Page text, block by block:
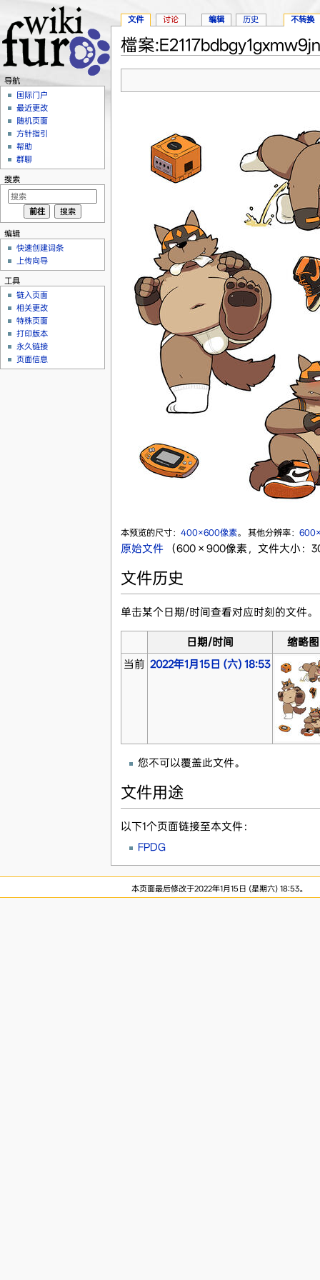
檔案
本预览的尺寸： 400×600像素。 其他分辨率：
原始文件‎ （600 × 900像素，文件大小：
文件历史
单击某个日期/时间查看对应时刻的文件。
日期/时间
缩略图
当前 2022年1月15日 (六) 18:53
您不可以覆盖此文件。
文件用途
以下1个页面链接至本文件：
FPDG
文件 讨论 编辑 历史 不转换
导航
国际门户
最近更改
随机页面
方针指引
帮助
群聊
搜索
编辑
快速创建词条
上传向导
工具
链入页面
相关更改
特殊页面
打印版本
永久链接
页面信息
本页面最后修改于2022年1月15日 (星期六) 18:53。